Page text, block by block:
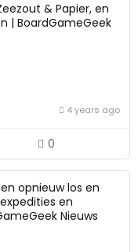
& Papier, en
| BoardGameGeek
4 years ago
0
opnieuw los en
en
Nieuws